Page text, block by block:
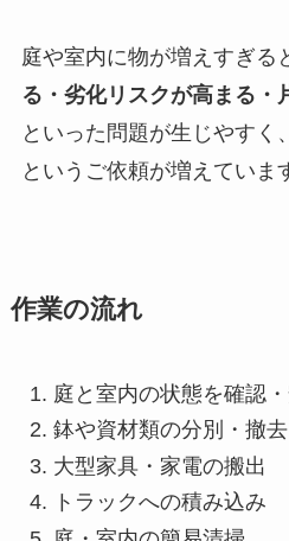
庭や室内に物が増えすぎる
る・劣化リスクが高まる・
といった問題が生じやすく
というご依頼が増えていま
作業の流れ
庭と室内の状態を確認
鉢や資材類の分別・撤去
大型家具・家電の搬出
トラックへの積み込み